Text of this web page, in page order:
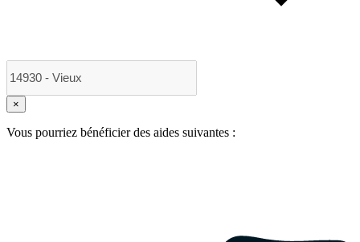
×
Vous pourriez bénéficier des aides suivantes :